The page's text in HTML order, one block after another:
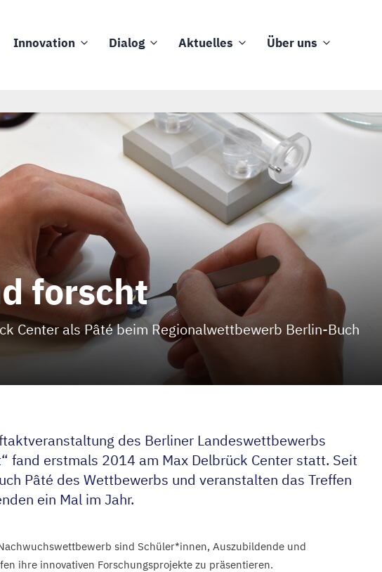
Innovation Dialog Aktuelles Über uns
forscht
Center als Pâté beim Regionalwettbewerb Berlin-Buch
des Berliner Landeswettbewerbs
fand erstmals 2014am Max Delbrück Center statt. Seit
Pâté des Wettbewerbs und veranstalten das Treffen
ein Mal im Jahr.
sind Schüler*innen, Auszubildende und
ihre innovativen Forschungsprojekte zu präsentieren.